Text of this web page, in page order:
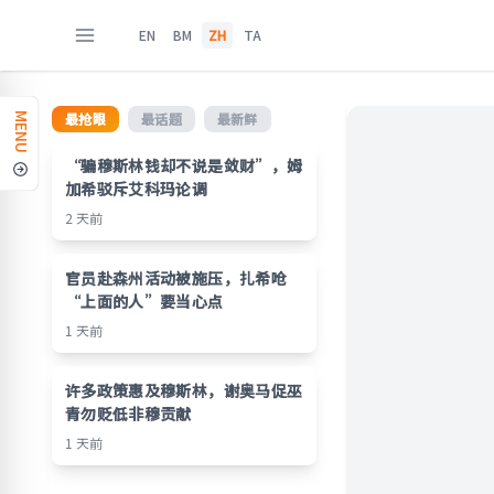
EN BM ZH TA
MENU 最抢眼 最话题 最新鲜
“骗穆斯林钱却不说是敛财”，姆
加希驳斥艾科玛论调
2 天前
官员赴森州活动被施压，扎希呛
“上面的人”要当心点
1 天前
许多政策惠及穆斯林，谢奥马促巫
青勿贬低非穆贡献
1 天前